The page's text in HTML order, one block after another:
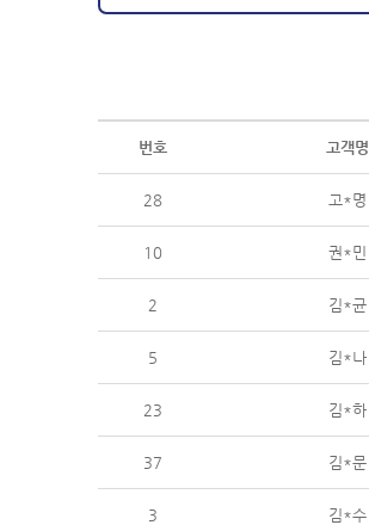
번호 고객명
28 고*명
10 권*민
2 김*균
5 김*나
23 김*하
37 김*문
3 김*수